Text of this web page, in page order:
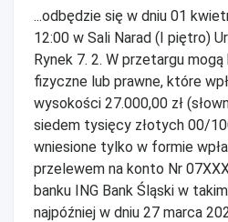
...odbędzie się w dniu 01
12:00 w Sali Narad (I piętro)
Rynek 7. 2. W przetargu
fizyczne lub prawne, które
wysokości 27.000,00 zł
siedem tysięcy złotych 00/
wniesione tylko w formie
przelewem na konto Nr
banku ING Bank Śląski w
najpóźniej w dniu 27 marca